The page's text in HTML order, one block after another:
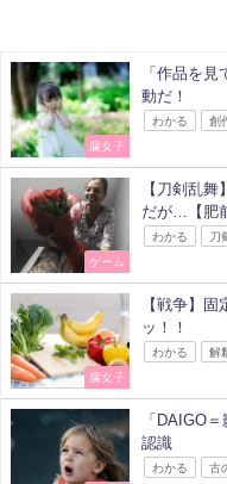
腐女子
「作品を
動だ！
わかる 創
ゲーム
【刀剣乱
だが…【肥
わかる 刀
腐女子
【戦争】
ッ！！
わかる 解
「DAIGO
認識
わかる 古